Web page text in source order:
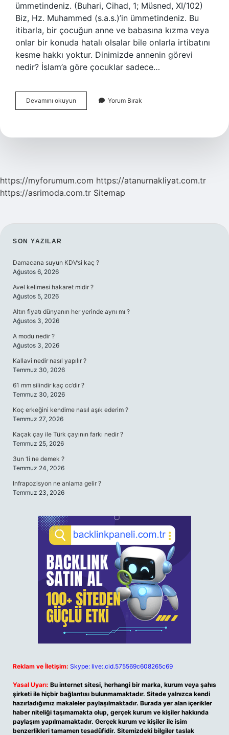
ümmetindeniz. (Buhari, Cihad, 1; Müsned, XI/102)
Biz, Hz. Muhammed (s.a.s.)’in ümmetindeniz. Bu
itibarla, bir çocuğun anne ve babasına kızma veya
onlar bir konuda hatalı olsalar bile onlarla irtibatını
kesme hakkı yoktur. Dinimizde annenin görevi
nedir? İslam’a göre çocuklar sadece…
Devamını okuyun Dinimizde
Anneye
Yorum Bırak
https://myforumum.com https://atanurnakliyat.com.tr
https://asrimoda.com.tr Sitemap
SIDEBAR
SON YAZILAR
Damacana suyun KDV’si kaç ?
Ağustos 6, 2026
Avel kelimesi hakaret midir ?
Ağustos 5, 2026
Altın fiyatı dünyanın her yerinde aynı mı ?
Ağustos 3, 2026
A modu nedir ?
Ağustos 3, 2026
Kallavi nedir nasıl yapılır ?
Temmuz 30, 2026
61 mm silindir kaç cc’dir ?
Temmuz 30, 2026
Koç erkeğini kendime nasıl aşık ederim ?
Temmuz 27, 2026
Kaçak çay ile Türk çayının farkı nedir ?
Temmuz 25, 2026
3un 1i ne demek ?
Temmuz 24, 2026
Infrapozisyon ne anlama gelir ?
Temmuz 23, 2026
Reklam ve İletişim: Skype: live:.cid.575569c608265c69
Yasal Uyarı: Bu internet sitesi, herhangi bir marka, kurum veya şahıs
şirketi ile hiçbir bağlantısı bulunmamaktadır. Sitede yalnızca kendi
hazırladığımız makaleler paylaşılmaktadır. Burada yer alan içerikler
haber niteliği taşımamakta olup, gerçek kurum ve kişiler hakkında
paylaşım yapılmamaktadır. Gerçek kurum ve kişiler ile isim
benzerlikleri tamamen tesadüfidir. Sitemizdeki bilgiler taslak